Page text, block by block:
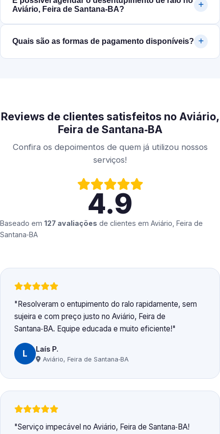
Aviário, Feira de Santana‑BA?
Quais são as formas de pagamento disponíveis?
Reviews de clientes satisfeitos no Aviário,
Feira de Santana‑BA
Confira os depoimentos de quem já utilizou nossos
serviços!
4.9
Baseado em 127 avaliações de clientes em Aviário, Feira de
Santana‑BA
Resolveram o entupimento do ralo rapidamente, sem
sujeira e com preço justo no Aviário, Feira de
Santana‑BA. Equipe educada e muito eficiente!
L Laís P.
Aviário, Feira de Santana‑BA
Serviço impecável no Aviário, Feira de Santana‑BA!